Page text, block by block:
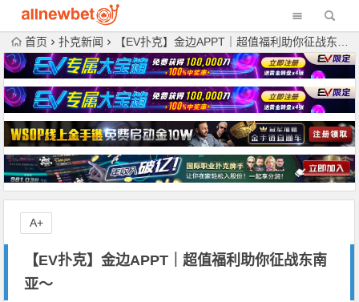
首页 扑克新闻 【EV扑克】金边APPT｜超值福利助你征战东南亚～
【EV扑克】金边APPT｜超值福利助你征战东南
亚～
A+